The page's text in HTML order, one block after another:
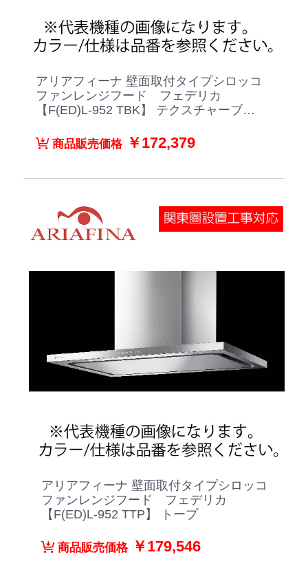
アリアフィーナ 壁面取付タイプシロッコ
ファンレンジフード フェデリカ
【F(ED)L-952 TBK】 テクスチャーブラ
商品販売価格￥172,379
アリアフィーナ 壁面取付タイプシロッコ
ファンレンジフード フェデリカ
【F(ED)L-952 TTP】 トープ
商品販売価格￥179,546